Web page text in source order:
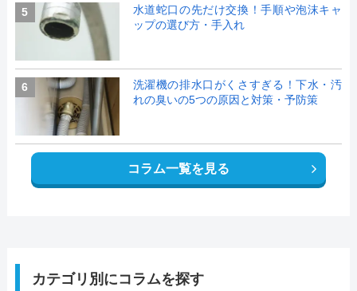
5
水道蛇口の先だけ交換！手順や泡沫キャ
ップの選び方・手入れ
6
洗濯機の排水口がくさすぎる！下水・汚
れの臭いの5つの原因と対策・予防策
コラム一覧を見る
カテゴリ別にコラムを探す